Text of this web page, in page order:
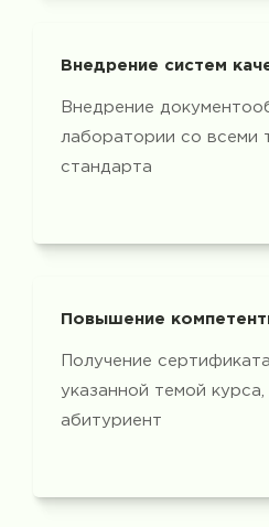
Внедрение систем
Внедрение
лаборатории со всеми
стандарта
Повышение
Получение
указанной темой
абитуриент